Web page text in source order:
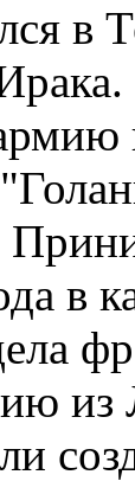
в
в
из